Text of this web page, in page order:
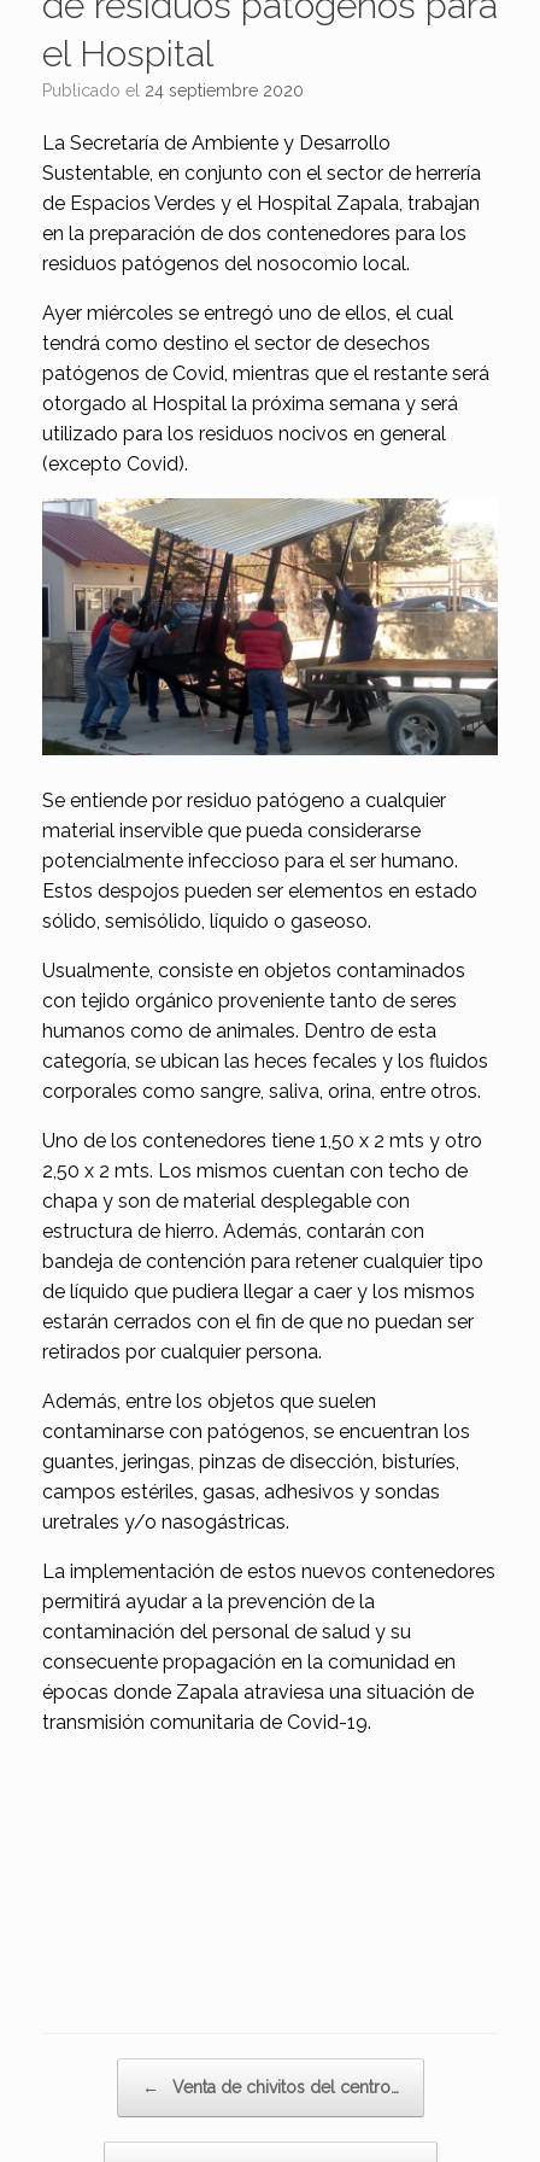
el Hospital
Publicado el 24 septiembre 2020
La Secretaría de Ambiente y Desarrollo
Sustentable, en conjunto con el sector de herrería
de Espacios Verdes y el Hospital Zapala, trabajan
en la preparación de dos contenedores para los
residuos patógenos del nosocomio local.
Ayer miércoles se entregó uno de ellos, el cual
tendrá como destino el sector de desechos
patógenos de Covid, mientras que el restante será
otorgado al Hospital la próxima semana y será
utilizado para los residuos nocivos en general
(excepto Covid).
Se entiende por residuo patógeno a cualquier
material inservible que pueda considerarse
potencialmente infeccioso para el ser humano.
Estos despojos pueden ser elementos en estado
sólido, semisólido, líquido o gaseoso.
Usualmente, consiste en objetos contaminados
con tejido orgánico proveniente tanto de seres
humanos como de animales. Dentro de esta
categoría, se ubican las heces fecales y los fluidos
corporales como sangre, saliva, orina, entre otros.
Uno de los contenedores tiene 1,50 x 2 mts y otro
2,50 x 2 mts. Los mismos cuentan con techo de
chapa y son de material desplegable con
estructura de hierro. Además, contarán con
bandeja de contención para retener cualquier tipo
de líquido que pudiera llegar a caer y los mismos
estarán cerrados con el fin de que no puedan ser
retirados por cualquier persona.
Además, entre los objetos que suelen
contaminarse con patógenos, se encuentran los
guantes, jeringas, pinzas de disección, bisturíes,
campos estériles, gasas, adhesivos y sondas
uretrales y/o nasogástricas.
La implementación de estos nuevos contenedores
permitirá ayudar a la prevención de la
contaminación del personal de salud y su
consecuente propagación en la comunidad en
épocas donde Zapala atraviesa una situación de
transmisión comunitaria de Covid-19.
← Venta de chivitos del centro…